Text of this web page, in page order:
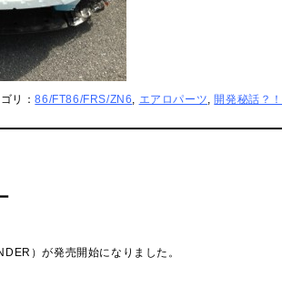
リ：86/FT86/FRS/ZN6, エアロパーツ, 開発秘話？！
）が発売開始になりました。